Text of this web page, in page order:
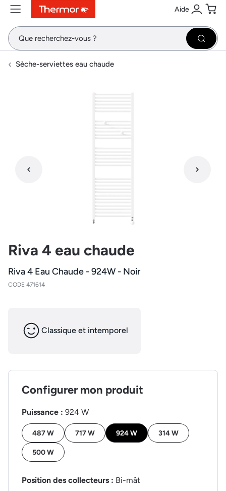
ContenuMenuRecherche Aide
Se
Sèche-serviettes eau chaude
Riva 4 eau chaude
Riva 4 Eau Chaude - 924W - Noir
CODE 471614
Classique et intemporel
Configurer mon produit
Puissance : 924 W
487 W 717 W 924 W 314 W
500 W
Position des collecteurs : Bi-mât